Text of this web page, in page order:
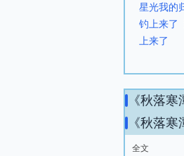
星光我的
钓上来了
上来了
《秋落
《秋落
全文